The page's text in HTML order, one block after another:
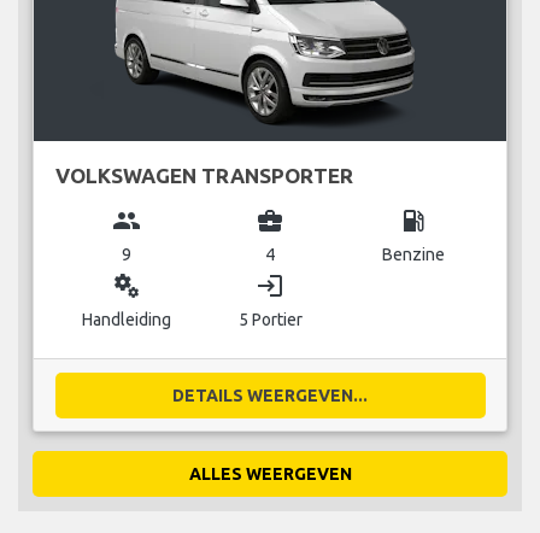
VOLKSWAGEN TRANSPORTER
group
9
business_center
4
local_gas_station
Benzine
miscellaneous_services
Handleiding
login
5 Portier
DETAILS WEERGEVEN...
ALLES WEERGEVEN